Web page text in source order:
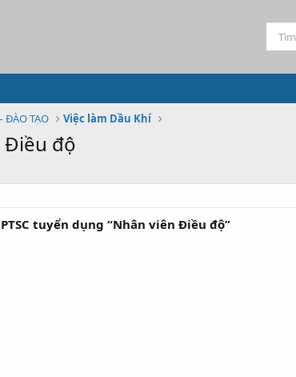
ĐÀO TẠO Việc làm Dầu Khí
Điều độ
tuyển dụng “Nhân viên Điều độ”